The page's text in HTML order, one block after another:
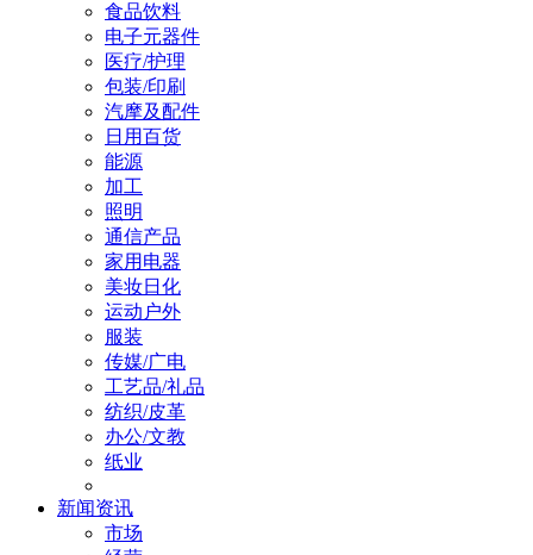
食品饮料
电子元器件
医疗/护理
包装/印刷
汽摩及配件
日用百货
能源
加工
照明
通信产品
家用电器
美妆日化
运动户外
服装
传媒/广电
工艺品/礼品
纺织/皮革
办公/文教
纸业
新闻资讯
市场